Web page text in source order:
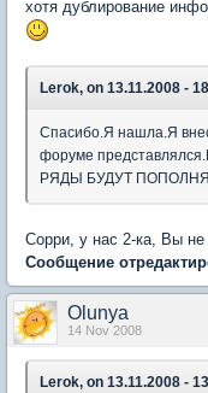
хотя дублирование
Lerok, on 13.11.2008 -
Спасибо.Я нашла.Я
форуме
РЯДЫ БУДУТ
Сорри, у нас 2-ка, Вы не
Сообщение
Olunya
14 Nov 2008
Lerok, on 13.11.2008 -